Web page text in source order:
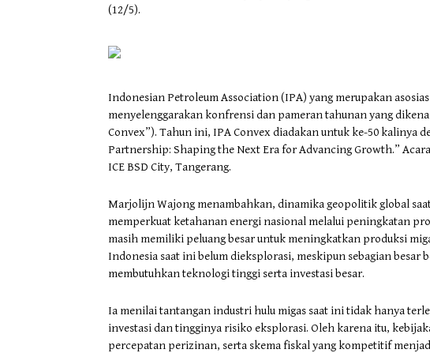
(12/5).
Indonesian Petroleum Association (IPA) yang merupakan
menyelenggarakan konfrensi dan pameran tahunan yang
Convex”). Tahun ini, IPA Convex diadakan untuk ke-50 kalinya
Partnership: Shaping the Next Era for Advancing Growth.”
ICE BSD City, Tangerang.
Marjolijn Wajong menambahkan, dinamika geopolitik global
memperkuat ketahanan energi nasional melalui peningkatan
masih memiliki peluang besar untuk meningkatkan produksi
Indonesia saat ini belum dieksplorasi, meskipun sebagian besar
membutuhkan teknologi tinggi serta investasi besar.
Ia menilai tantangan industri hulu migas saat ini tidak hanya
investasi dan tingginya risiko eksplorasi. Oleh karena itu,
percepatan perizinan, serta skema fiskal yang kompetitif